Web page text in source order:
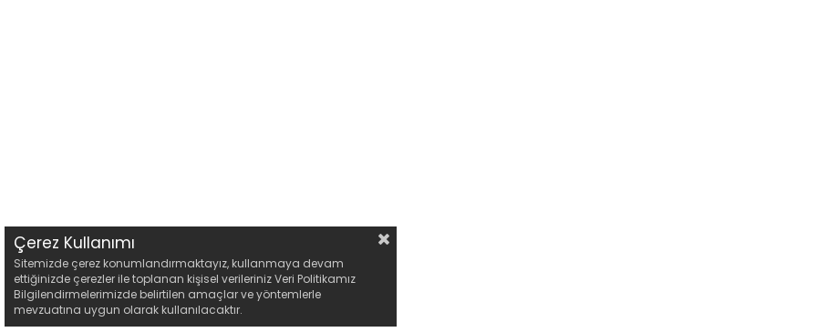
Çerez Kullanımı
Sitemizde çerez konumlandırmaktayız, kullanmaya devam
ettiğinizde çerezler ile toplanan kişisel verileriniz Veri Politikamız
Bilgilendirmelerimizde belirtilen amaçlar ve yöntemlerle
mevzuatına uygun olarak kullanılacaktır.